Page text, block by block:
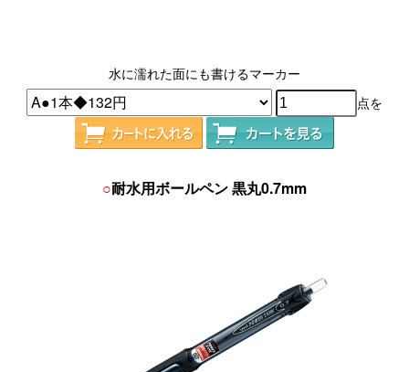
水に濡れた面にも書けるマーカー
点を
○耐水用ボールペン 黒丸0.7mm